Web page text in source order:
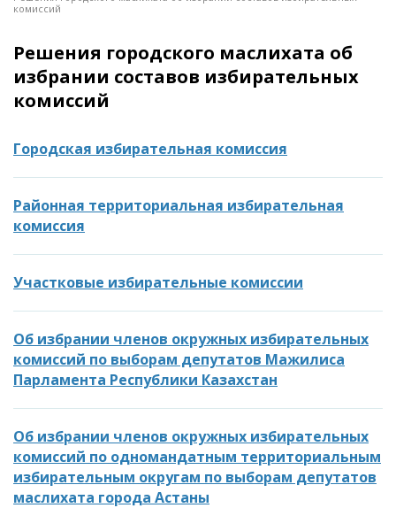
комиссий
Решения городского маслихата об
избрании составов избирательных
комиссий
Городская избирательная комиссия
Районная территориальная избирательная
комиссия
Участковые избирательные комиссии
Об избрании членов окружных избирательных
комиссий по выборам депутатов Мажилиса
Парламента Республики Казахстан
Об избрании членов окружных избирательных
комиссий по одномандатным территориальным
избирательным округам по выборам депутатов
маслихата города Астаны